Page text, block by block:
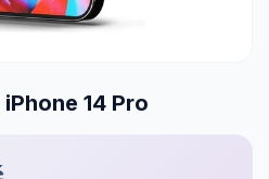
14 Pro